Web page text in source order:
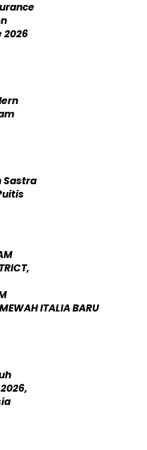
2026
Sastra
ITALIA BARU